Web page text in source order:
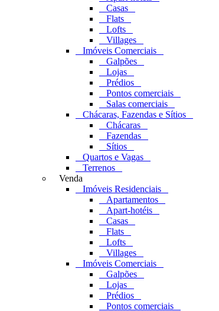
Casas
Flats
Lofts
Villages
Imóveis Comerciais
Galpões
Lojas
Prédios
Pontos comerciais
Salas comerciais
Chácaras, Fazendas e Sítios
Chácaras
Fazendas
Sítios
Quartos e Vagas
Terrenos
Venda
Imóveis Residenciais
Apartamentos
Apart-hotéis
Casas
Flats
Lofts
Villages
Imóveis Comerciais
Galpões
Lojas
Prédios
Pontos comerciais